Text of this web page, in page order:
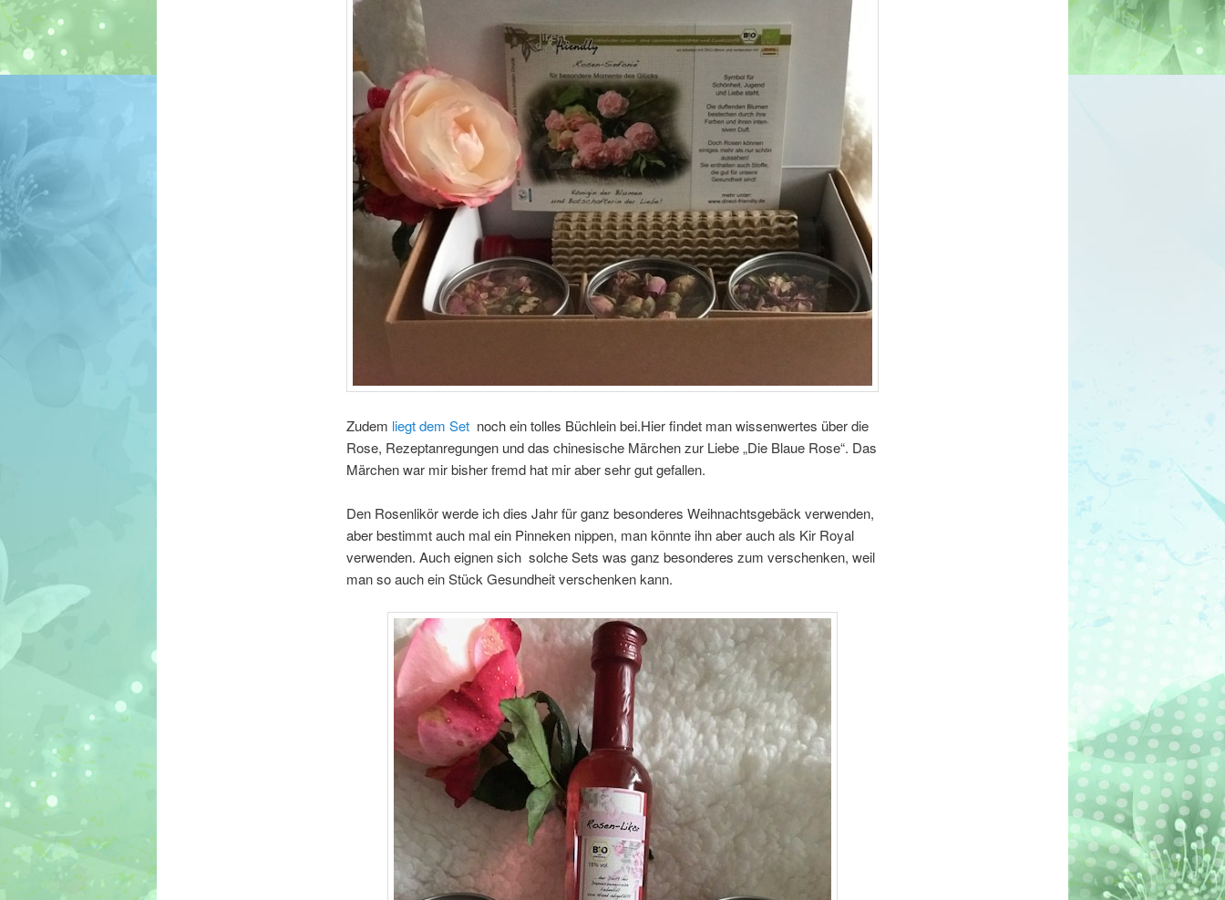
Zudem liegt dem Setnoch ein tolles Büchlein bei.Hier findet man wissenwertes über die
Rose, Rezeptanregungen und das chinesische Märchen zur Liebe „Die Blaue Rose“. Das
Märchen war mir bisher fremd hat mir aber sehr gut gefallen.
Den Rosenlikör werde ich dies Jahr für ganz besonderes Weihnachtsgebäck verwenden,
aber bestimmt auch mal ein Pinneken nippen, man könnte ihn aber auch als Kir Royal
verwenden. Auch eignen sich solche Sets was ganz besonderes zum verschenken, weil
man so auch ein Stück Gesundheit verschenken kann.